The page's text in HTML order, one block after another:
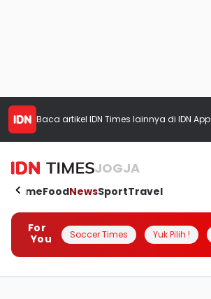
Baca artikel IDN Times lainnya di IDN App
JOGJA
HomeFoodNewsSportTravel
For
You
Soccer Times Yuk Pilih !